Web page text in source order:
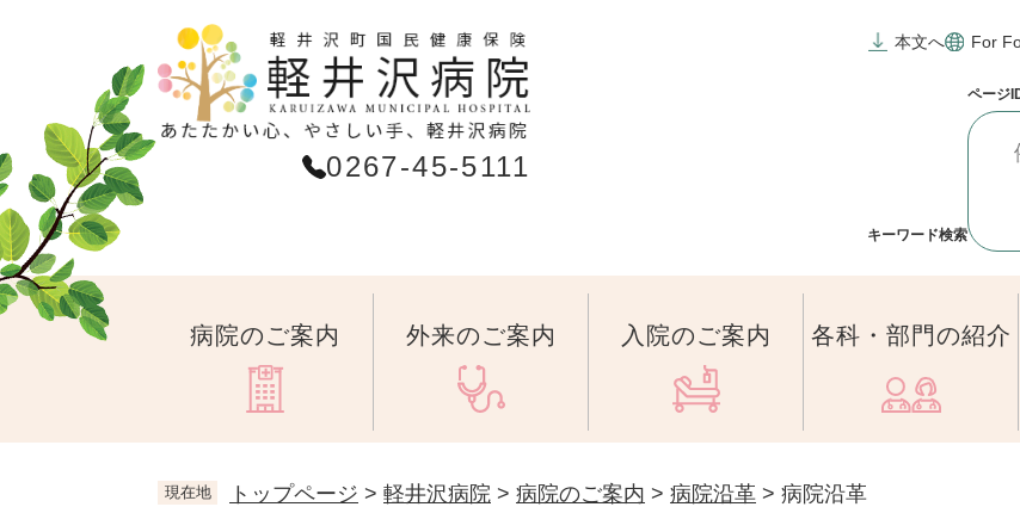
頭
で
す
。
0267-45-5111
本文へ For
キーワード検索
ページ
病院のご案内 外来のご案内 入院のご案内 各科・部門の紹介
現在地 トップページ > 軽井沢病院 > 病院のご案内 > 病院沿革 > 病院沿革